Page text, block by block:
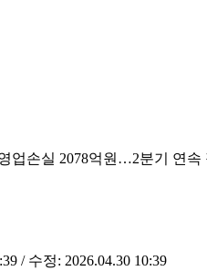
업손실 2078억원…2분기 연속
/ 수정: 2026.04.30 10:39